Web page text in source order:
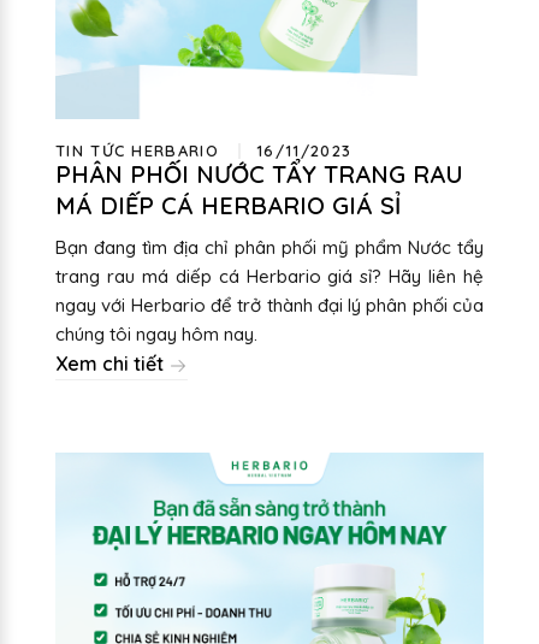
TIN TỨC HERBARIO 16/11/2023
PHÂN PHỐI NƯỚC TẨY TRANG RAU
MÁ DIẾP CÁ HERBARIO GIÁ SỈ
Bạn đang tìm địa chỉ phân phối mỹ phẩm Nước tẩy
trang rau má diếp cá Herbario giá sỉ? Hãy liên hệ
ngay với Herbario để trở thành đại lý phân phối của
chúng tôi ngay hôm nay.
Xem chi tiết